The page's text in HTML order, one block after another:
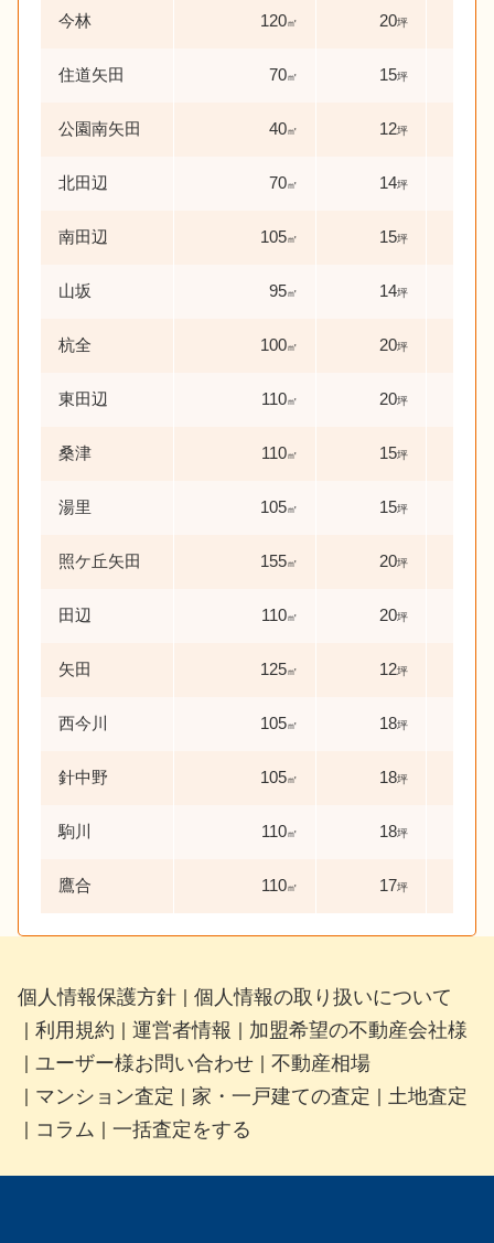
今林 120㎡ 20坪
住道矢田 70㎡ 15坪
公園南矢田 40㎡ 12坪
北田辺 70㎡ 14坪
南田辺 105㎡ 15坪
山坂 95㎡ 14坪
杭全 100㎡ 20坪
東田辺 110㎡ 20坪
桑津 110㎡ 15坪
湯里 105㎡ 15坪
照ケ丘矢田 155㎡ 20坪
田辺 110㎡ 20坪
矢田 125㎡ 12坪
西今川 105㎡ 18坪
針中野 105㎡ 18坪
駒川 110㎡ 18坪
鷹合 110㎡ 17坪
個人情報保護方針 個人情報の取り扱いについて
利用規約 運営者情報 加盟希望の不動産会社様
ユーザー様お問い合わせ 不動産相場
マンション査定 家・一戸建ての査定 土地査定
コラム 一括査定をする